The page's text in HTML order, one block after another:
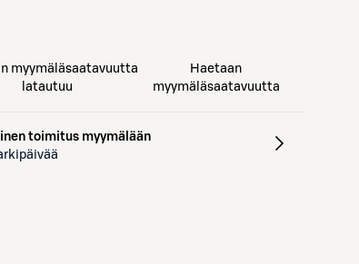
myymäläsaatavuutta
latautuu
Haetaan
myymäläsaatavuutta
toimitus myymälään